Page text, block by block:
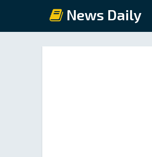
News Daily